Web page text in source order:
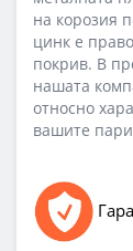
на корозия
цинк е
покрив. В
нашата
относно
вашите